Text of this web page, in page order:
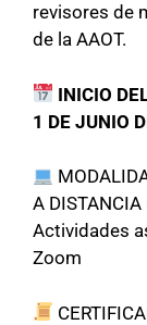
revisores de
de la AAOT.
INICIO
1 DE JUNIO
A
Actividades
Zoom